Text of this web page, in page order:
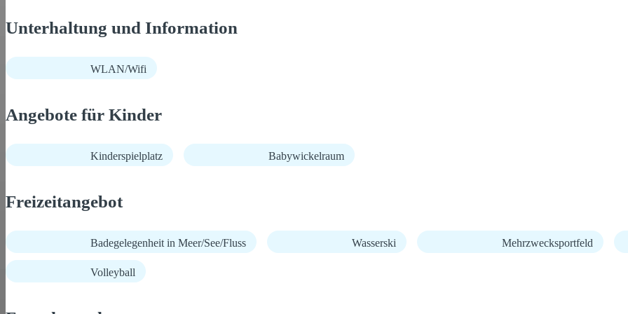
Unterhaltung und Information
WLAN/Wifi
Angebote für Kinder
Kinderspielplatz Babywickelraum
Freizeitangebot
Badegelegenheit in Meer/See/Fluss Wasserski Mehrzwecksportfeld
Volleyball